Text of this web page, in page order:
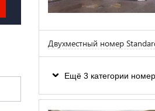
Двухместный номер
Ещё 3 категории